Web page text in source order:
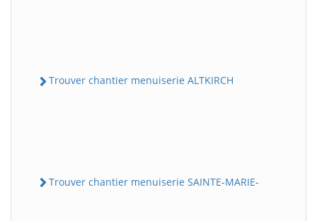
Trouver chantier menuiserie ALTKIRCH
Trouver chantier menuiserie SAINTE-MARIE-